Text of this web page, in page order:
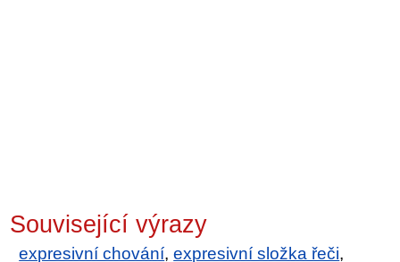
Související výrazy
expresivní chování,expresivní složka řeči,